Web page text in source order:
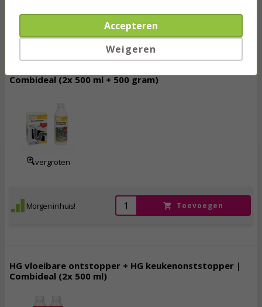
Combideal (2x 500 ml + 500 gram)
vergroten
Morgen in huis! Toevoegen
HG vloeibare ontstopper + HG keukenonststopper |
Combideal (2x 500 ml)
Accepteren
Weigeren